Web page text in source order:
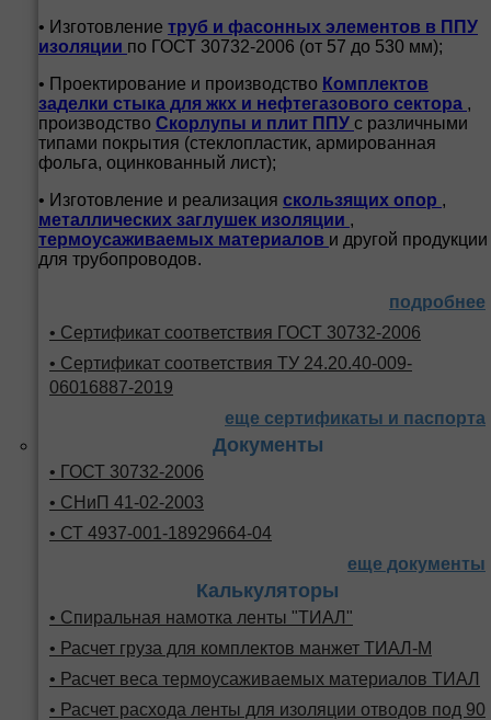
• Изготовление труб и фасонных элементов в ППУ
изоляции по ГОСТ 30732-2006 (от 57 до 530 мм);
• Проектирование и производство Комплектов
заделки стыка для жкх и нефтегазового сектора ,
производство Скорлупы и плит ППУ с различными
типами покрытия (стеклопластик, армированная
фольга, оцинкованный лист);
• Изготовление и реализация скользящих опор ,
металлических заглушек изоляции ,
термоусаживаемых материалов и другой продукции
для трубопроводов.
подробнее
• Сертификат соответствия ГОСТ 30732-2006
• Сертификат соответствия ТУ 24.20.40-009-
06016887-2019
еще сертификаты и паспорта
Документы
• ГОСТ 30732-2006
• СНиП 41-02-2003
• СТ 4937-001-18929664-04
еще документы
Калькуляторы
• Спиральная намотка ленты "ТИАЛ"
• Расчет груза для комплектов манжет ТИАЛ-М
• Расчет веса термоусаживаемых материалов ТИАЛ
• Расчет расхода ленты для изоляции отводов под 90